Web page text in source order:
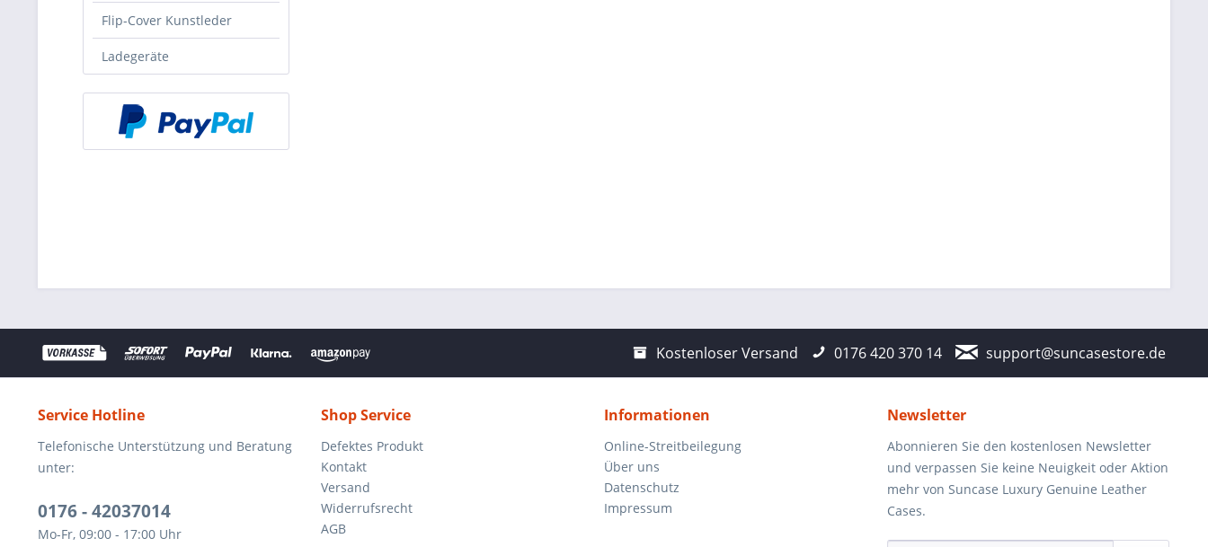
Flip-Cover Kunstleder
Ladegeräte
Kostenloser Versand 0176 420 370 14 support@suncasestore.de
Service Hotline
Telefonische Unterstützung und Beratung
unter:
0176 - 42037014
Mo-Fr, 09:00 - 17:00 Uhr
Shop Service
Defektes Produkt
Kontakt
Versand
Widerrufsrecht
AGB
Informationen
Online-Streitbeilegung
Über uns
Datenschutz
Impressum
Newsletter
Abonnieren Sie den kostenlosen Newsletter
und verpassen Sie keine Neuigkeit oder Aktion
mehr von Suncase Luxury Genuine Leather
Cases.